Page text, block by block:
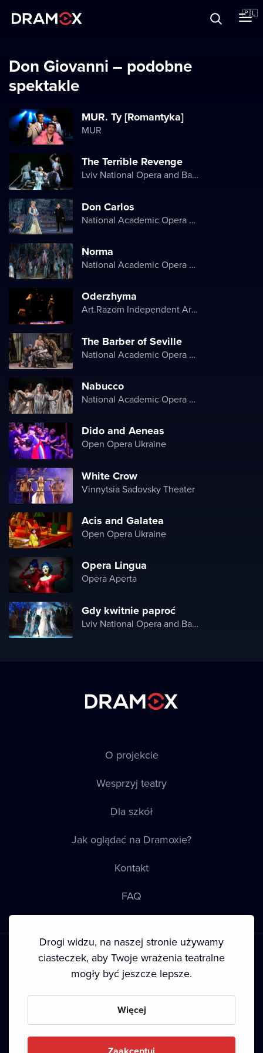
🇵🇱
Zarejestruj się
Don Giovanni – podobne
spektakle
MUR. Ty [Romantyka]
MUR
The Terrible Revenge
Lviv National Opera and Ballet
Don Carlos
National Academic Opera and Ballet Theater of Ukraine
Norma
National Academic Opera and Ballet Theater of Ukraine
Oderzhyma
Art.Razom Independent Artistic Association
The Barber of Seville
National Academic Opera and Ballet Theater of Ukraine
Nabucco
National Academic Opera and Ballet Theater of Ukraine
Dido and Aeneas
Open Opera Ukraine
White Crow
Vinnytsia Sadovsky Theater
Acis and Galatea
Open Opera Ukraine
Opera Lingua
Opera Aperta
Gdy kwitnie paproć
Lviv National Opera and Ballet
O projekcie
Wesprzyj teatry
Dla szkół
Jak oglądać na Dramoxie?
Kontakt
FAQ
Warunki korzystania • Polityka prywatności • Prawa autorskie
Drogi widzu, na naszej stronie używamy
ciasteczek, aby Twoje wrażenia teatralne
mogły być jeszcze lepsze.
Więcej